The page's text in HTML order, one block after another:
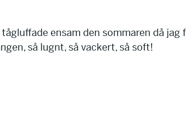
ensam den sommaren då jag
så lugnt, så vackert, så soft!